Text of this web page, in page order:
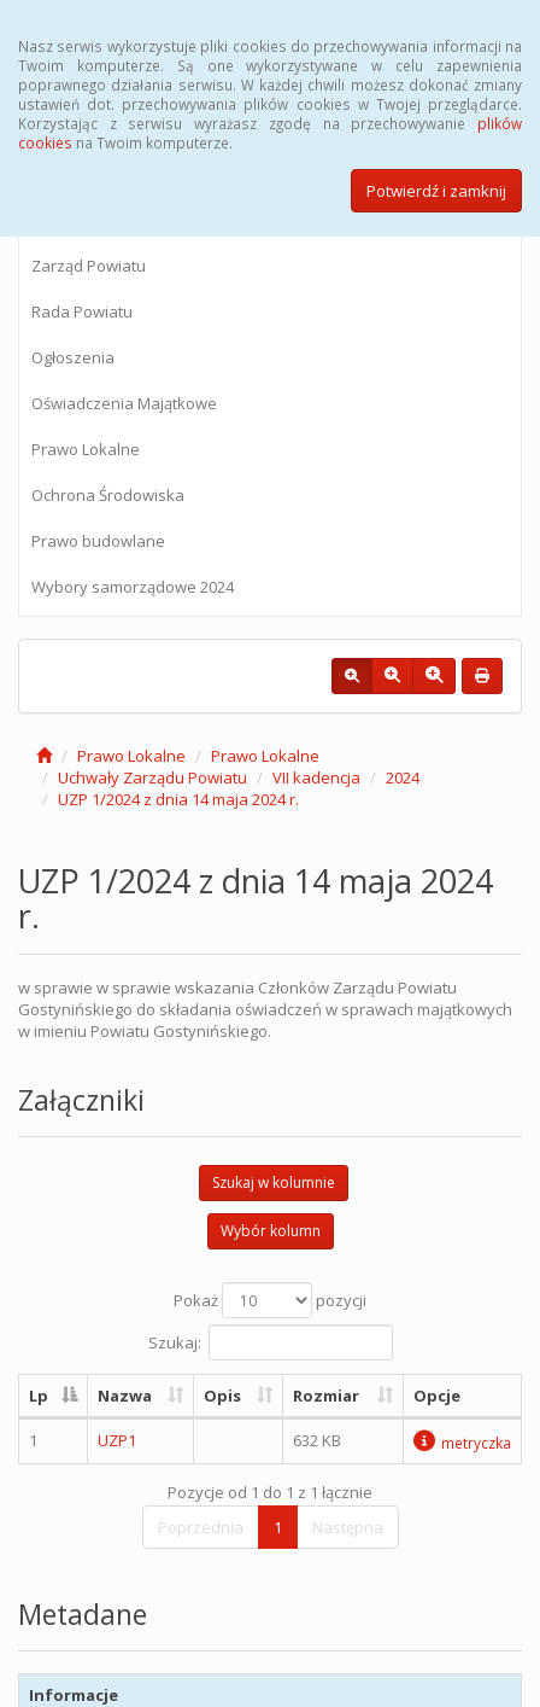
Nasz serwis wykorzystuje pliki cookies do przechowywania informacji na
Twoim komputerze. Są one wykorzystywane w celu zapewnienia
poprawnego działania serwisu. W każdej chwili możesz dokonać zmiany
ustawień dot. przechowywania plików cookies w Twojej przeglądarce.
Korzystając z serwisu wyrażasz zgodę na przechowywanie plików
cookies na Twoim komputerze.
Potwierdź i zamknij
BIULETYN INFORMACJI PUBLICZNEJ
Starostwa Powiatowego w Gostyninie
Zarząd Powiatu
Rada Powiatu
Ogłoszenia
Oświadczenia Majątkowe
Prawo Lokalne
Ochrona Środowiska
Prawo budowlane
Wybory samorządowe 2024
Prawo Lokalne
Prawo Lokalne
Uchwały Zarządu Powiatu
VII kadencja
2024
UZP 1/2024 z dnia 14 maja 2024 r.
UZP 1/2024 z dnia 14 maja 2024
r.
w sprawie w sprawie wskazania Członków Zarządu Powiatu
Gostynińskiego do składania oświadczeń w sprawach majątkowych
w imieniu Powiatu Gostynińskiego.
Załączniki
Szukaj w kolumnie
Wybór kolumn
Pokaż
pozycji
Szukaj:
Lp Nazwa Opis Rozmiar Opcje
1 UZP1 632 KB metryczka
Pozycje od 1 do 1 z 1 łącznie
Poprzednia
1 Następna
Metadane
Informacje